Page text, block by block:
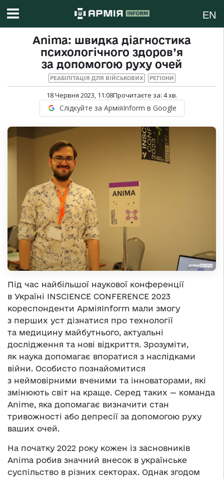
EN
Anima: швидка діагностика
психологічного здоров’я
за допомогою руху очей
РЕАБІЛІТАЦІЯ ДЛЯ ВІЙСЬКОВИХ РЕГІОНИ
18 Червня 2023, 11:08Прочитаєте за: 4хв.
Слідкуйте за АрміяInform в Google
Під час найбільшої наукової конференції
в Україні INSCIENCE CONFERENCE 2023
кореспонденти АрміяInform мали змогу
з перших уст дізнатися про технології
та медицину майбутнього, актуальні
дослідження та нові відкриття. Зрозуміти,
як наука допомагає впоратися з наслідками
війни. Особисто познайомитися
з неймовірними вченими та інноваторами, які
змінюють світ на краще. Серед таких — команда
Anime, яка допомагає визначити стан
тривожності або депресії за допомогою руху
ваших очей.
На початку 2022 року кожен із засновників
Anima робив значний внесок в українське
суспільство в різних секторах. Однак згодом